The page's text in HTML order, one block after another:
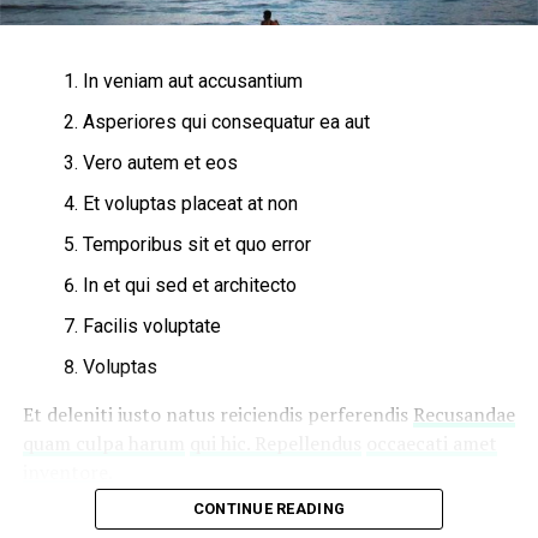
A photo diary of the nightlife scene from LA To Ibiza
The tremendous importance of owning a perfect piece
of clothing
In veniam aut accusantium
Asperiores qui consequatur ea aut
Vero autem et eos
Et voluptas placeat at non
Temporibus sit et quo error
In et qui sed et architecto
Facilis voluptate
Voluptas
Et deleniti iusto natus reiciendis perferendis Recusandae
CONTINUE READING